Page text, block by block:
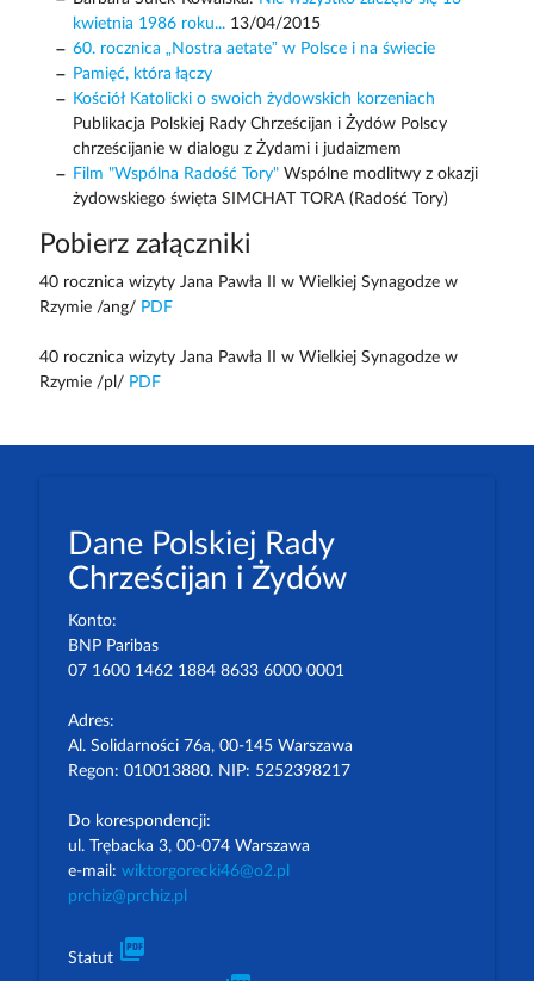
kwietnia 1986 roku...13/04/2015
60. rocznica „Nostra aetate” w Polsce i na świecie
Pamięć, która łączy
Kościół Katolicki o swoich żydowskich korzeniach
Publikacja Polskiej Rady Chrześcijan i Żydów Polscy
chrześcijanie w dialogu z Żydami i judaizmem
Film "Wspólna Radość Tory"Wspólne modlitwy z okazji
żydowskiego święta SIMCHAT TORA (Radość Tory)
Pobierz załączniki
40 rocznica wizyty Jana Pawła II w Wielkiej Synagodze w
Rzymie /ang/ PDF
40 rocznica wizyty Jana Pawła II w Wielkiej Synagodze w
Rzymie /pl/ PDF
Dane Polskiej Rady
Chrześcijan i Żydów
Konto:
BNP Paribas
07 1600 1462 1884 8633 6000 0001
Adres:
Al. Solidarności 76a, 00-145 Warszawa
Regon: 010013880. NIP: 5252398217
Do korespondencji:
ul. Trębacka 3, 00-074 Warszawa
e-mail: wiktorgorecki46@o2.pl
prchiz@prchiz.pl
Statut picture_as_pdf